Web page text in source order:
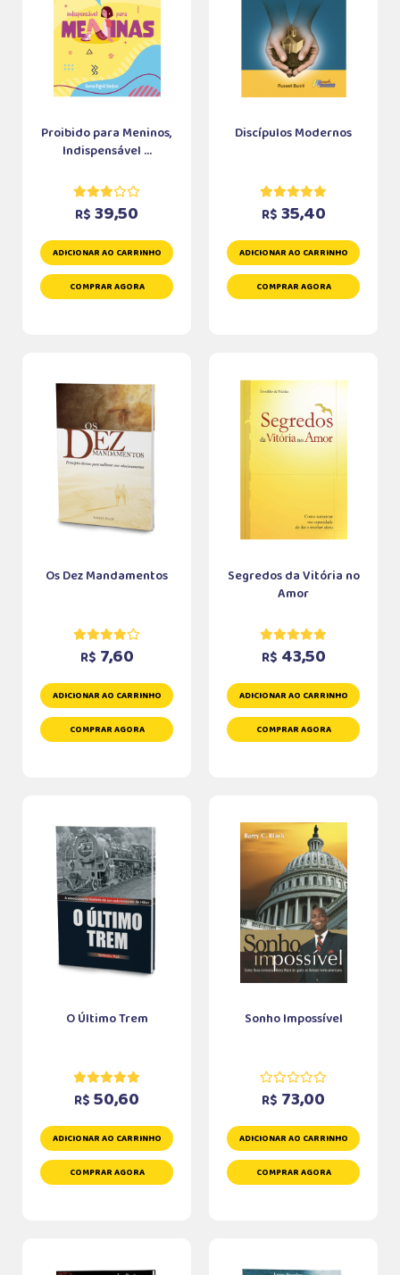
Proibido para Meninos,
Indispensável ...
R$ 39,50
ADICIONAR AO CARRINHO
COMPRAR AGORA
Discípulos Modernos
R$ 35,40
ADICIONAR AO CARRINHO
COMPRAR AGORA
Os Dez Mandamentos
R$ 7,60
ADICIONAR AO CARRINHO
COMPRAR AGORA
Segredos da Vitória no
Amor
R$ 43,50
ADICIONAR AO CARRINHO
COMPRAR AGORA
O Último Trem
R$ 50,60
ADICIONAR AO CARRINHO
COMPRAR AGORA
Sonho Impossível
R$ 73,00
ADICIONAR AO CARRINHO
COMPRAR AGORA